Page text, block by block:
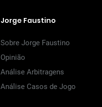
Jorge Faustino
Sobre Jorge Faustino
Opinião
Análise Arbitragens
Análise Casos de Jogo